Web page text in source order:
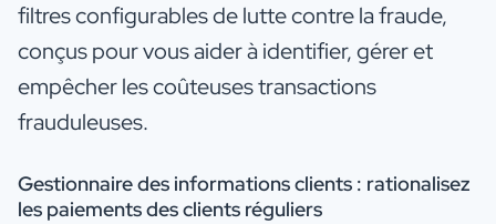
filtres configurables de lutte contre la fraude,
conçus pour vous aider à identifier, gérer et
empêcher les coûteuses transactions
frauduleuses.
Gestionnaire des informations clients : rationalisez
les paiements des clients réguliers